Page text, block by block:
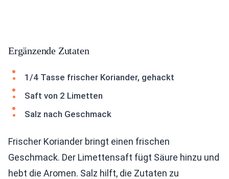
Ergänzende Zutaten
1/4 Tasse frischer Koriander, gehackt
Saft von 2 Limetten
Salz nach Geschmack
Frischer Koriander bringt einen frischen
Geschmack. Der Limettensaft fügt Säure hinzu und
hebt die Aromen. Salz hilft, die Zutaten zu